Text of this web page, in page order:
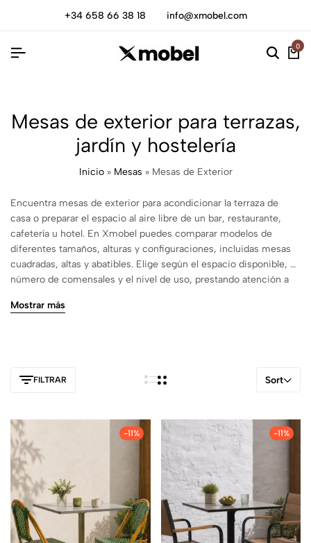
+34 658 66 38 18 info@xmobel.com
0
Mesas de exterior para terrazas,
jardín y hostelería
Inicio» Mesas » Mesas de Exterior
Encuentra mesas de exterior para acondicionar la terraza de
casa o preparar el espacio al aire libre de un bar, restaurante,
cafetería u hotel. En Xmobel puedes comparar modelos de
diferentes tamaños, alturas y configuraciones, incluidas mesas
cuadradas, altas y abatibles. Elige según el espacio disponible, el
número de comensales y el nivel de uso, prestando atención a
Mostrar más
FILTRAR Sort
-11% -11%